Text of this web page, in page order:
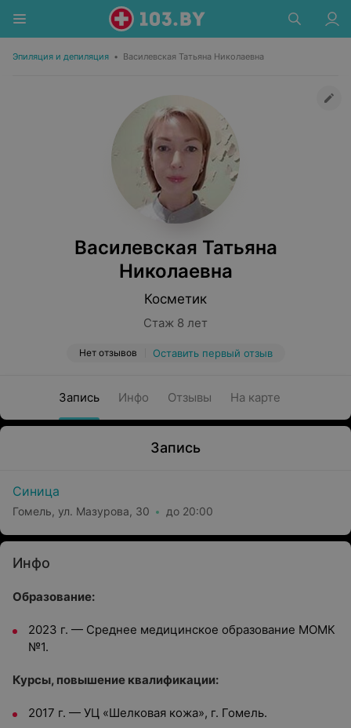
Эпиляция и депиляция • Василевская Татьяна Николаевна
Василевская Татьяна
Николаевна
Косметик
Стаж 8 лет
Нет отзывов Оставить первый отзыв
Запись Инфо Отзывы На карте
Запись
Синица
Гомель, ул. Мазурова, 30 до 20:00
Инфо
Образование:
2023 г. — Среднее медицинское образование МОМК
№1.
Курсы, повышение квалификации:
2017 г. — УЦ «Шелковая кожа», г. Гомель.